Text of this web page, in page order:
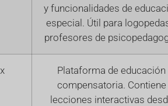
y funcionalidades de
especial. Útil para
profesores de
Plataforma de educación
compensatoria. Contiene
lecciones interactivas